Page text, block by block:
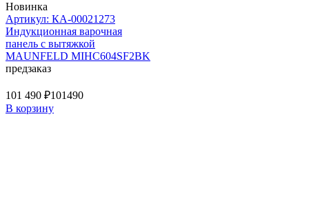
Новинка
Артикул: КА-00021273
Индукционная варочная
панель с вытяжкой
MAUNFELD MIHC604SF2BK
предзаказ
101 490 ₽101490
В корзину